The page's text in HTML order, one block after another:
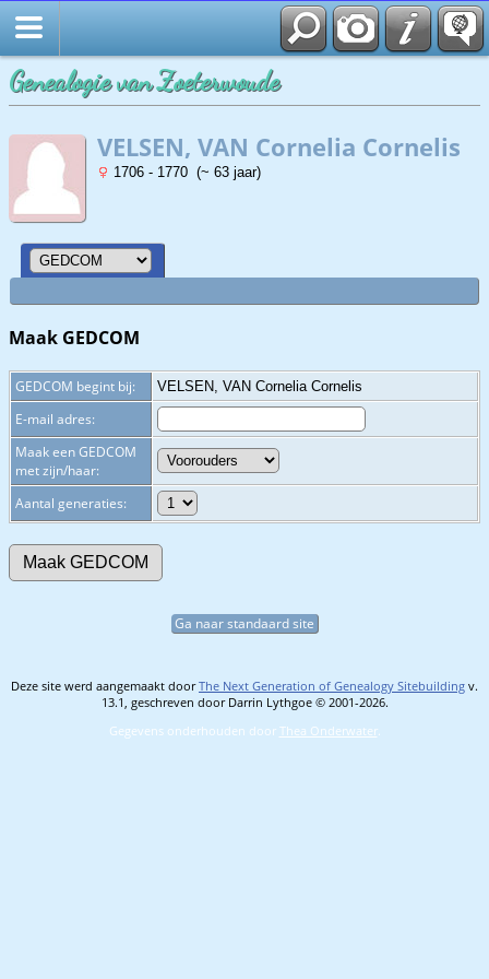
Genealogie van Zoeterwoude
VELSEN, VAN Cornelia Cornelis
1706 - 1770 (~ 63 jaar)
Maak GEDCOM
GEDCOM begint bij: VELSEN, VAN Cornelia Cornelis
E-mail adres:
Maak een GEDCOM
met zijn/haar:
Aantal generaties:
Ga naar standaard site
Deze site werd aangemaakt doorThe Next Generation of Genealogy Sitebuilding v.
13.1, geschreven door Darrin Lythgoe © 2001-2026.
Gegevens onderhouden door Thea Onderwater.